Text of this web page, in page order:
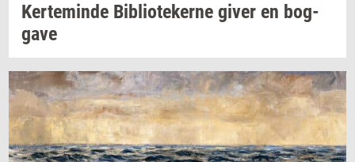
Ker­te­min­de Bi­bli­o­te­ker­ne giver en bog­
ga­ve